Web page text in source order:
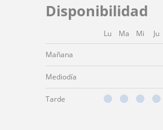
Disponibilidad
Lu Ma Mi Ju
Mañana
Mediodía
Tarde